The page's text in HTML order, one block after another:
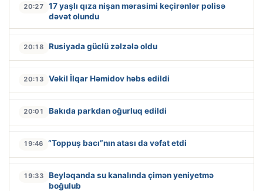
20:27
17 yaşlı qıza nişan mərasimi keçirənlər polisə
dəvət olundu
20:18 Rusiyada güclü zəlzələ oldu
20:13 Vəkil İlqar Həmidov həbs edildi
20:01 Bakıda parkdan oğurluq edildi
19:46 “Toppuş bacı”nın atası da vəfat etdi
19:33
Beyləqanda su kanalında çimən yeniyetmə
boğulub